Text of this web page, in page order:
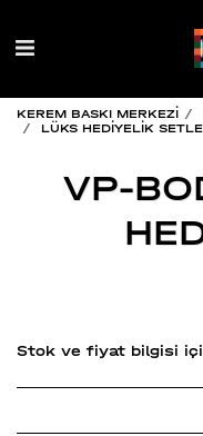
KEREM BASKI MERKEZİ
LÜKS HEDİYELİK
VP-
Stok ve fiyat bilgisi